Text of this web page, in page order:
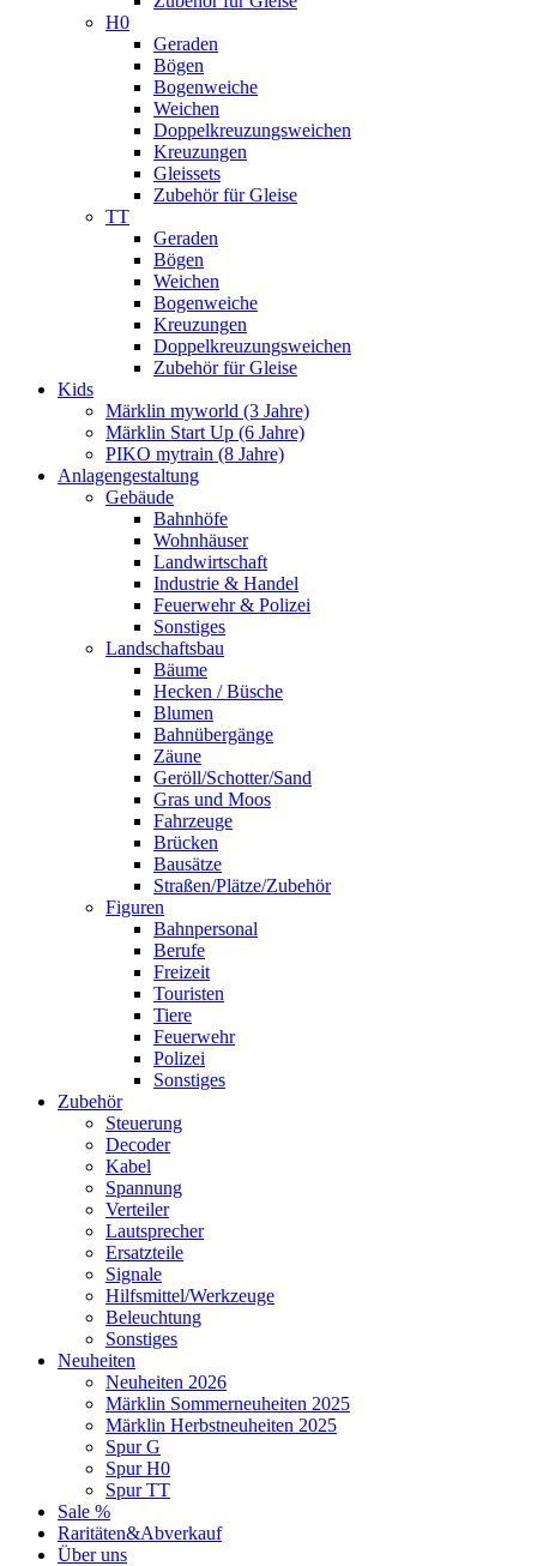
H0
Geraden
Bögen
Bogenweiche
Weichen
Doppelkreuzungsweichen
Kreuzungen
Gleissets
Zubehör für Gleise
TT
Geraden
Bögen
Weichen
Bogenweiche
Kreuzungen
Doppelkreuzungsweichen
Zubehör für Gleise
Kids
Märklin myworld (3 Jahre)
Märklin Start Up (6 Jahre)
PIKO mytrain (8 Jahre)
Anlagengestaltung
Gebäude
Bahnhöfe
Wohnhäuser
Landwirtschaft
Industrie & Handel
Feuerwehr & Polizei
Sonstiges
Landschaftsbau
Bäume
Hecken / Büsche
Blumen
Bahnübergänge
Zäune
Geröll/Schotter/Sand
Gras und Moos
Fahrzeuge
Brücken
Bausätze
Straßen/Plätze/Zubehör
Figuren
Bahnpersonal
Berufe
Freizeit
Touristen
Tiere
Feuerwehr
Polizei
Sonstiges
Zubehör
Steuerung
Decoder
Kabel
Spannung
Verteiler
Lautsprecher
Ersatzteile
Signale
Hilfsmittel/Werkzeuge
Beleuchtung
Sonstiges
Neuheiten
Neuheiten 2026
Märklin Sommerneuheiten 2025
Märklin Herbstneuheiten 2025
Spur G
Spur H0
Spur TT
Sale %
Raritäten&Abverkauf
Über uns